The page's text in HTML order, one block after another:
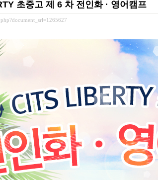
초중고 제 6 차 전인화 · 영어캠프